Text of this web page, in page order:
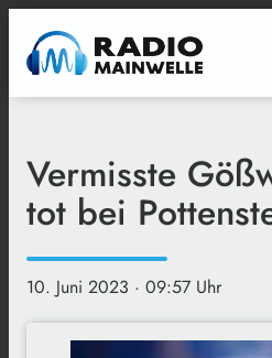
Vermisste
tot bei
10. Juni 2023 · 09:57 Uhr